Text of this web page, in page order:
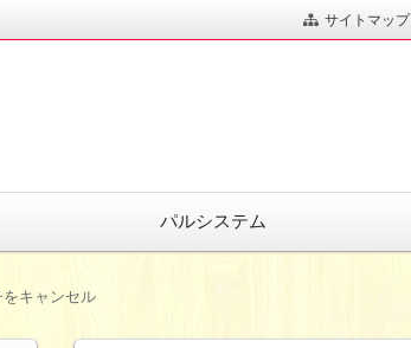
サイトマップ
パルシステム
キャンセル